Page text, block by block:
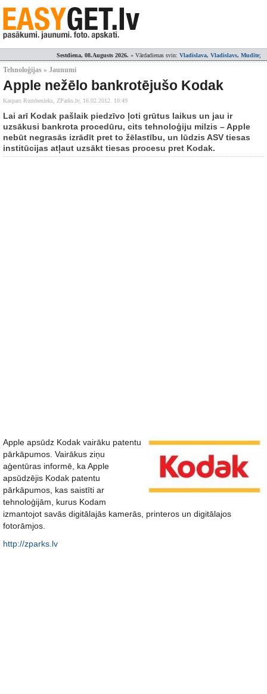
Sestdiena, 08.Augusts 2026. » Vārdadienas svin: Vladislava, Vladislavs, Mudīte;
Tehnoloģijas » Jaunumi
Apple nežēlo bankrotējušo Kodak
Kaspars Rumbenieks, ZParks.lv, 16.02.2012. 10:49
Lai arī Kodak pašlaik piedzīvo ļoti grūtus laikus un jau ir
uzsākusi bankrota procedūru, cits tehnoloģiju milzis – Apple
nebūt negrasās izrādīt pret to žēlastību, un lūdzis ASV tiesas
institūcijas atļaut uzsākt tiesas procesu pret Kodak.
Apple apsūdz Kodak vairāku patentu
pārkāpumos. Vairākus ziņu
aģentūras informē, ka Apple
apsūdzējis Kodak patentu
pārkāpumos, kas saistīti ar
tehnoloģijām, kurus Kodam
izmantojot savās digitālajās kamerās, printeros un digitālajos
fotorāmjos.
http://zparks.lv